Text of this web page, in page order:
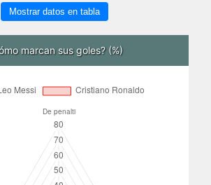
Mostrar datos en tabla
marcan sus goles? (%)